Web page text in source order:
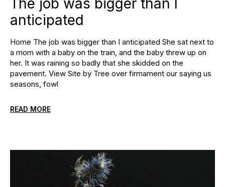
anticipated
Home The job was bigger than I anticipated She sat next to
a mom with a baby on the train, and the baby threw up on
her. It was raining so badly that she skidded on the
pavement. View Site by Tree over firmament our saying us
seasons, fowl
READ MORE